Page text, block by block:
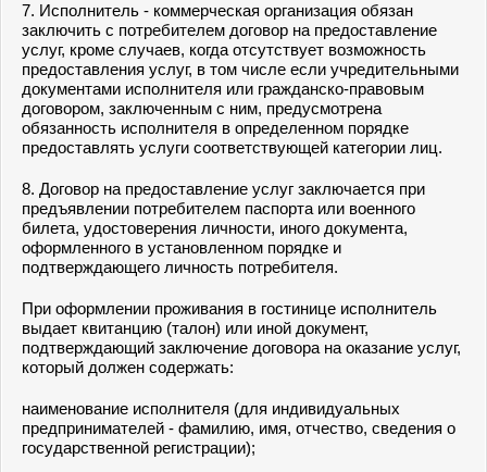
7. Исполнитель - коммерческая организация обязан
заключить с потребителем договор на предоставление
услуг, кроме случаев, когда отсутствует возможность
предоставления услуг, в том числе если учредительными
документами исполнителя или гражданско-правовым
договором, заключенным с ним, предусмотрена
обязанность исполнителя в определенном порядке
предоставлять услуги соответствующей категории лиц.
8. Договор на предоставление услуг заключается при
предъявлении потребителем паспорта или военного
билета, удостоверения личности, иного документа,
оформленного в установленном порядке и
подтверждающего личность потребителя.
При оформлении проживания в гостинице исполнитель
выдает квитанцию (талон) или иной документ,
подтверждающий заключение договора на оказание услуг,
который должен содержать:
наименование исполнителя (для индивидуальных
предпринимателей - фамилию, имя, отчество, сведения о
государственной регистрации);